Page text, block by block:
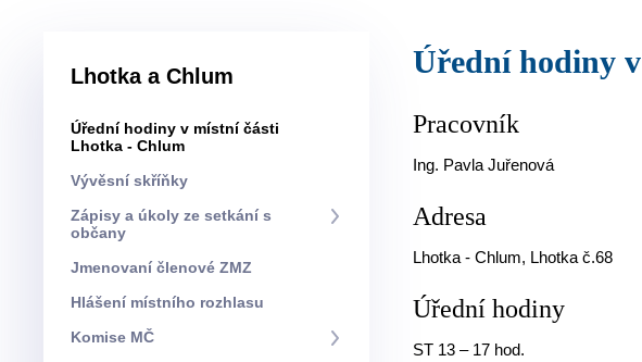
Lhotka a Chlum
Úřední hodiny v místní části
Lhotka - Chlum
Vývěsní skříňky
Zápisy a úkoly ze setkání s
občany
Jmenovaní členové ZMZ
Hlášení místního rozhlasu
Komise MČ
Úřední
Pracovník
Ing. Pavla Juřenová
Adresa
Lhotka - Chlum, Lhotka č.68
Úřední hodiny
ST 13 – 17 hod.